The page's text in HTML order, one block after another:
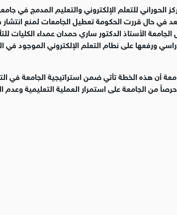
الحوراني للتعلم الإلكتروني والتعليم المدمج في
في حال قررت الحكومة تعطيل الجامعات لمنع انتشار
الأستاذ الدكتور ساري حمدان عمداء الكليات
ورفعها على نطام التعلم الإلكتروني الموجود في
أن هذه الخطة تأتي ضمن استراتيجية الجامعة في
من الجامعة على استمرار العملية التعليمية وعدم